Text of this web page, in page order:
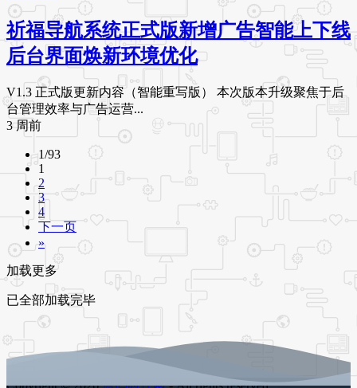
祈福导航系统正式版新增广告智能上下线
后台界面焕新环境优化
V1.3 正式版更新内容（智能重写版） 本次版本升级聚焦于后
台管理效率与广告运营...
3 周前
1/93
1
2
3
4
下一页
»
加载更多
已全部加载完毕
Copyright © 2026源码时代网- All rights reserved